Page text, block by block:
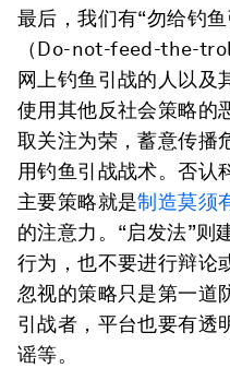
最后，我们有“勿给钓鱼
（Do-not-feed-the-
网上钓鱼引战的人以及
使用其他反社会策略的
取关注为荣，蓄意传播
用钓鱼引战战术。否认
主要策略就是制造莫须
的注意力。“启发法”则
行为，也不要进行辩论
忽视的策略只是第一道
引战者，平台也要有透
谣等。